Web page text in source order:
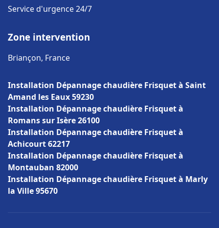
Service d'urgence 24/7
Zone intervention
Briançon, France
Installation Dépannage chaudière Frisquet à Saint
Amand les Eaux 59230
Installation Dépannage chaudière Frisquet à
Romans sur Isère 26100
Installation Dépannage chaudière Frisquet à
Achicourt 62217
Installation Dépannage chaudière Frisquet à
Montauban 82000
Installation Dépannage chaudière Frisquet à Marly
la Ville 95670